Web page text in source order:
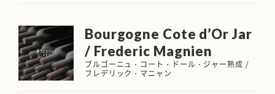
Bourgogne Cote d’Or Jar
/ Frederic Magnien
ブルゴーニュ・コート・ドール・ジャー熟成 /
フレデリック・マニャン